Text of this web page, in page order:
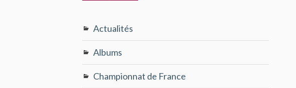
Actualités
Albums
Championnat de France